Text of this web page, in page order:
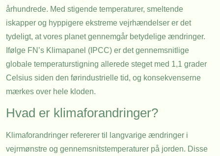
århundrede. Med stigende temperaturer, smeltende
iskapper og hyppigere ekstreme vejrhændelser er det
tydeligt, at vores planet gennemgår betydelige ændringer.
Ifølge FN’s Klimapanel (IPCC) er det gennemsnitlige
globale temperaturstigning allerede steget med 1,1 grader
Celsius siden den førindustrielle tid, og konsekvenserne
mærkes over hele kloden.
Hvad er klimaforandringer?
Klimaforandringer refererer til langvarige ændringer i
vejrmønstre og gennemsnitstemperaturer på jorden. Disse